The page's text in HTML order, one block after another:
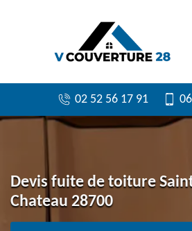
02 52 56 17 91
Devis fuite de toiture
Chateau 28700